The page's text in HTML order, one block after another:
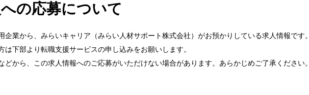
の応募について
企業から、みらいキャリア（みらい人材サポート株式会社）がお預かりしている求人情報です。
は下部より転職支援サービスの申し込みをお願いします。
どから、この求人情報へのご応募がいただけない場合があります。あらかじめご了承ください。